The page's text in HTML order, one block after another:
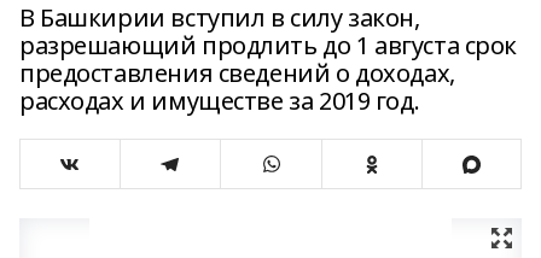
В Башкирии вступил в силу закон,
разрешающий продлить до 1 августа срок
предоставления сведений о доходах,
расходах и имуществе за 2019 год.